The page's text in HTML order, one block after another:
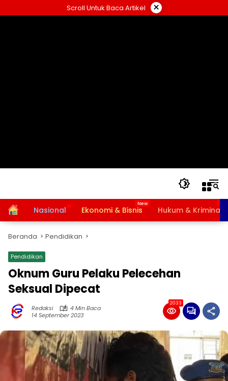
ke
Scroll Untuk Baca Artikel ×
HomeNasional Ekonomi & Bisnis Hukum & Kriminal
Beranda Pendidikan
Pendidikan
Oknum Guru Pelaku Pelecehan
Seksual Dipecat
Redaksi
4 Min Baca
14 September 2023
2033